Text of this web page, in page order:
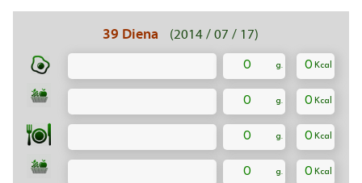
39 Diena (2014 / 07 / 17)
0 0
0 0
0 0
0 0